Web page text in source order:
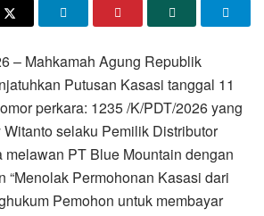
– Mahkamah Agung Republik
Putusan Kasasi tanggal 11
perkara: 1235 /K/PDT/2026 yang
selaku Pemilik Distributor
melawan PT Blue Mountain dengan
“Menolak Permohonan Kasasi dari
Pemohon untuk membayar